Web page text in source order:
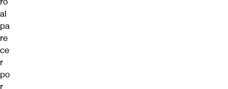
al
pa
re
ce
r
po
r